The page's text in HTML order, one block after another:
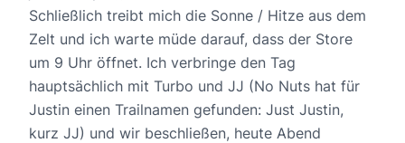
Schließlich treibt mich die Sonne / Hitze aus dem
Zelt und ich warte müde darauf, dass der Store
um 9 Uhr öffnet. Ich verbringe den Tag
hauptsächlich mit Turbo und JJ (No Nuts hat für
Justin einen Trailnamen gefunden: Just Justin,
kurz JJ) und wir beschließen, heute Abend